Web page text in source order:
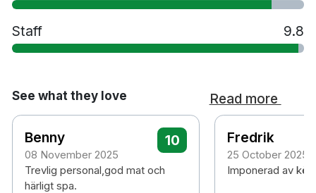
Tvättservice
Spjälsäng mot en avgift
Gratis parkering
15 minuters promenad till Falköpings
centralstation
60 minuters bilresa till Jönköping Axamo
flygplats
Staff 9.8
See what they love Read more
Benny
08 November 2025
10
Trevlig personal,god mat och
härligt spa.
Fredrik
25 October 2025
Imponerad av